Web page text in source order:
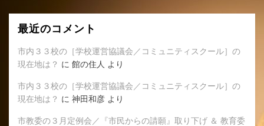
最近のコメント
市内３３校の［学校運営協議会／コミュニティスクール］の
現在地は？ に 館の住人 より
市内３３校の［学校運営協議会／コミュニティスクール］の
現在地は？ に 神田和彦 より
市教委の３月定例会／『市民からの請願』取り下げ ＆ 教育委